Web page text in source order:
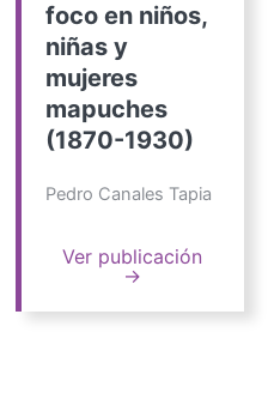
foco en niños,
niñas y
mujeres
mapuches
(1870-1930)
Pedro Canales Tapia
Ver publicación
→